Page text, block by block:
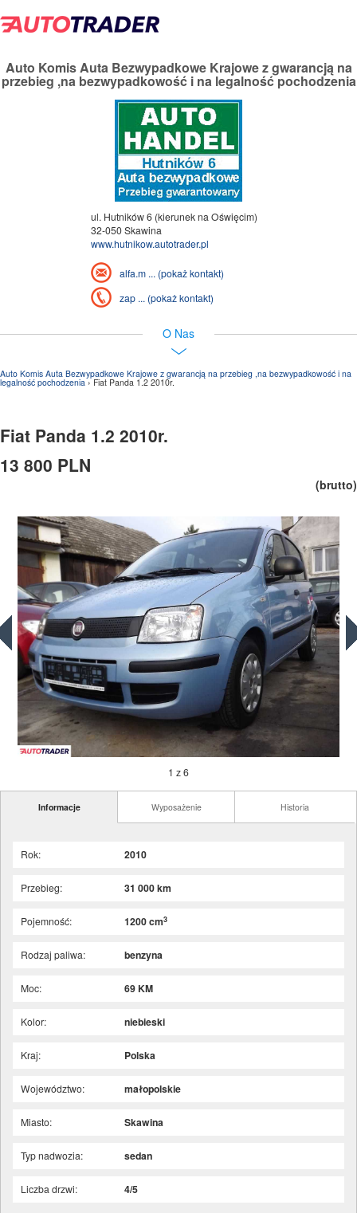
Auto Komis Auta Bezwypadkowe Krajowe z gwarancją na
przebieg ,na bezwypadkowość i na legalność pochodzenia
ul. Hutników 6 (kierunek na Oświęcim)
32-050 Skawina
www.hutnikow.autotrader.pl
alfa.m ... (pokaż kontakt)
zap ... (pokaż kontakt)
O Nas
Auto Komis Auta Bezwypadkowe Krajowe z gwarancją na przebieg ,na bezwypadkowość i na
legalność pochodzenia› Fiat Panda 1.2 2010r.
Fiat Panda 1.2 2010r.
13 800 PLN
(brutto)
1 z 6
Informacje Wyposażenie Historia
Rok: 2010
Przebieg: 31 000 km
Pojemność: 1200 cm3
Rodzaj paliwa: benzyna
Moc: 69 KM
Kolor: niebieski
Kraj: Polska
Województwo: małopolskie
Miasto: Skawina
Typ nadwozia: sedan
Liczba drzwi: 4/5